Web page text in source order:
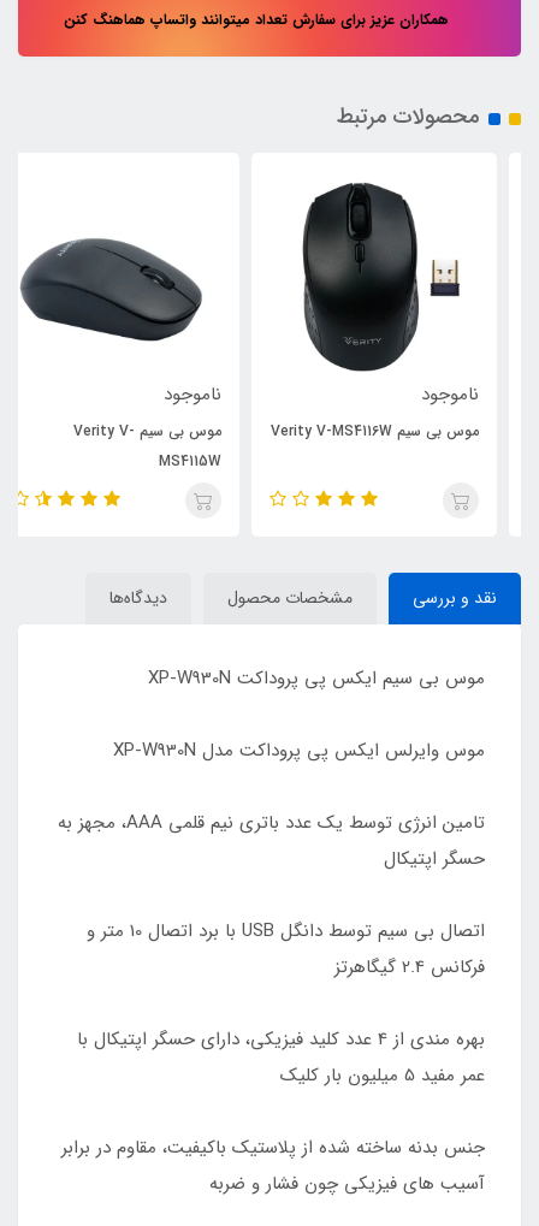
همکاران عزیز برای سفارش تعداد میتوانند واتساپ هماهنگ کنن
محصولات مرتبط
ناموجود
موس بی سیم Verity V-MS4116W
ناموجود
موس بی سیم Verity V-
MS4115W
نقد و بررسی مشخصات محصول دیدگاه‌ها
موس بی سیم ایکس پی پروداکت XP-W930N
موس وایرلس ایکس پی پروداکت مدل XP-W930N
تامین انرژی توسط یک عدد باتری نیم قلمی AAA، مجهز به
حسگر اپتیکال
اتصال بی سیم توسط دانگل USB با برد اتصال 10 متر و
فرکانس 2.4 گیگاهرتز
بهره مندی از 4 عدد کلید فیزیکی، دارای حسگر اپتیکال با
عمر مفید 5 میلیون بار کلیک
جنس بدنه ساخته شده از پلاستیک باکیفیت، مقاوم در برابر
آسیب های فیزیکی چون فشار و ضربه